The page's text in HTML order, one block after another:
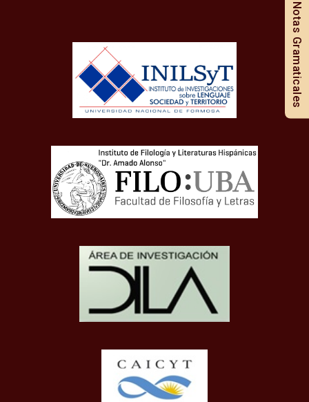
Notas Gramaticales